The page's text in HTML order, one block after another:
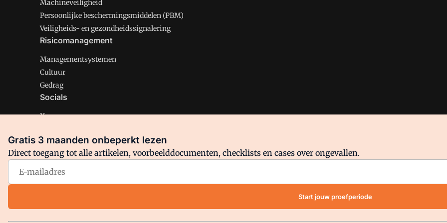
Machineveiligheid
Persoonlijke beschermingsmiddelen (PBM)
Veiligheids- en gezondheidssignalering
Risicomanagement
Managementsystemen
Cultuur
Gedrag
Socials
X
Facebook
Arbo is onderdeel van VMN media. Lees inons manifestwaar VMN media voor staat. Op gebruik van deze site zijn de
Gratis 3 maanden onbeperkt lezen
Direct toegang tot alle artikelen, voorbeelddocumenten, checklists en cases over ongevallen.
Start jouw proefperiode